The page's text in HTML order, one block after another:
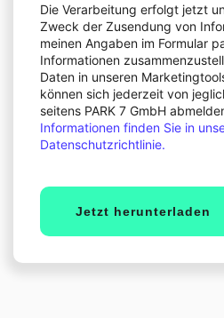
Die Verarbeitung erfolgt jetzt
Zweck der Zusendung von
meinen Angaben im Formular
Informationen
Daten in unseren
können sich jederzeit von
seitens PARK 7 GmbH
Informationen finden Sie in
Datenschutzrichtlinie.